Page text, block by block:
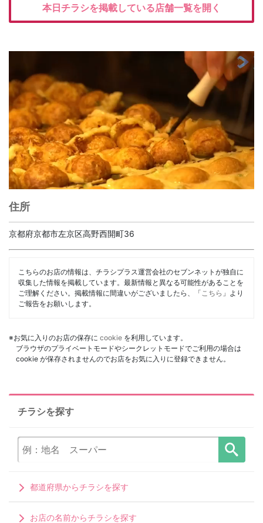
本日チラシを掲載している店舗一覧を開く
住所
京都府京都市左京区高野西開町36
こちらのお店の情報は、チラシプラス運営会社のセブンネットが独自に
収集した情報を掲載しています。最新情報と異なる可能性があることを
ご理解ください。掲載情報に間違いがございましたら、「 こちら 」より
ご報告をお願いします。
※お気に入りのお店の保存に cookie を利用しています。
ブラウザのプライベートモードやシークレットモードでご利用の場合は
cookie が保存されませんのでお店をお気に入りに登録できません。
チラシを探す
都道府県からチラシを探す
お店の名前からチラシを探す